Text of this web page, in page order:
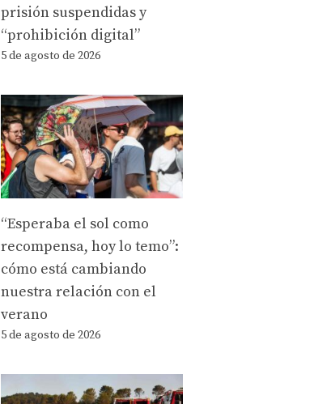
prisión suspendidas y
“prohibición digital”
5 de agosto de 2026
“Esperaba el sol como
recompensa, hoy lo temo”:
cómo está cambiando
nuestra relación con el
verano
5 de agosto de 2026